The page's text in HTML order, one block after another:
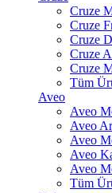
Cruze
Cruze
Cruze
Cruze
Cruze
Tüm
Aveo
Aveo
Aveo
Aveo
Aveo
Aveo
Tüm